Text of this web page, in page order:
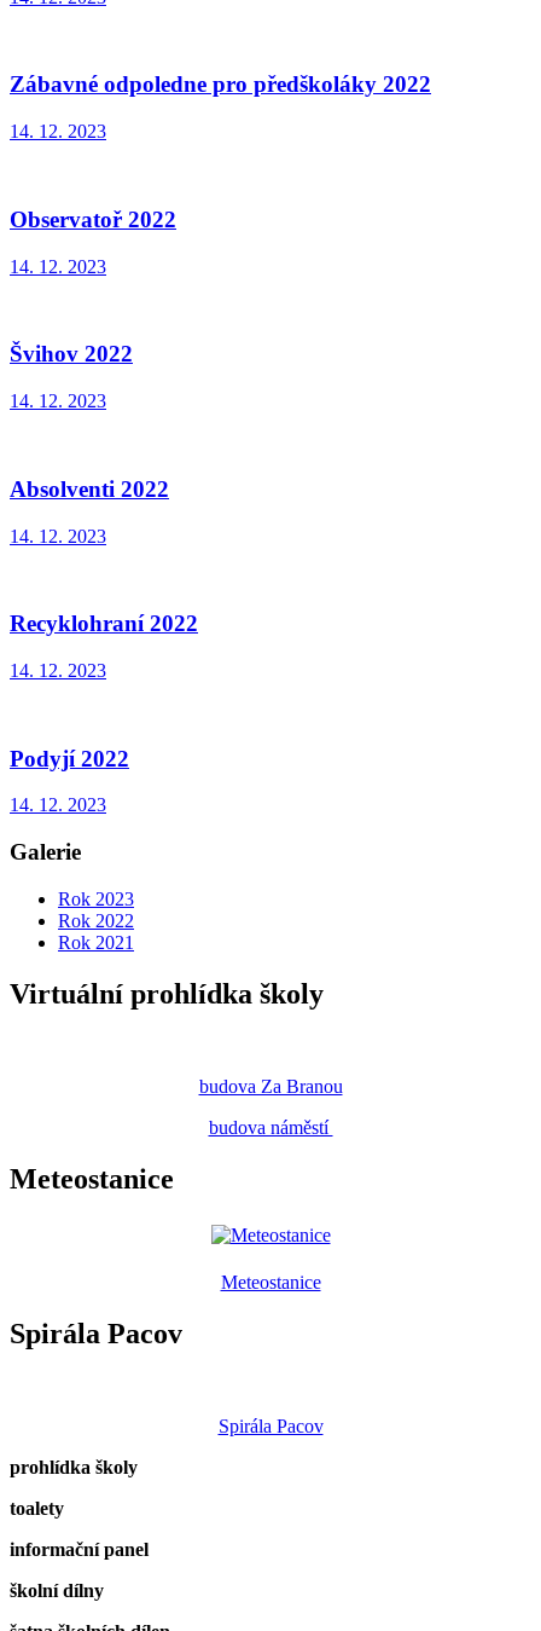
Zábavné odpoledne pro předškoláky 2022
14. 12. 2023
Observatoř 2022
14. 12. 2023
Švihov 2022
14. 12. 2023
Absolventi 2022
14. 12. 2023
Recyklohraní 2022
14. 12. 2023
Podyjí 2022
14. 12. 2023
Galerie
Rok 2023
Rok 2022
Rok 2021
Virtuální prohlídka školy
budova Za Branou
budova náměstí
Meteostanice
Meteostanice
Spirála Pacov
Spirála Pacov
prohlídka školy
toalety
informační panel
školní dílny